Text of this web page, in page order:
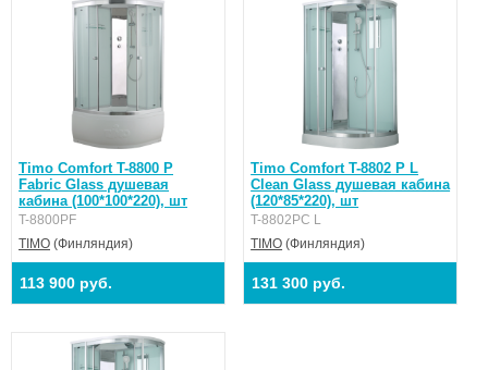
Timo Comfort T-8800 P
Fabric Glass душевая
кабина (100*100*220), шт
T-8800PF
TIMO (Финляндия)
113 900 руб.
Timo Comfort T-8802 P L
Clean Glass душевая кабина
(120*85*220), шт
T-8802PC L
TIMO (Финляндия)
131 300 руб.